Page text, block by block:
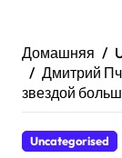
Домашняя
Дмитрий
звездой
Uncategorised